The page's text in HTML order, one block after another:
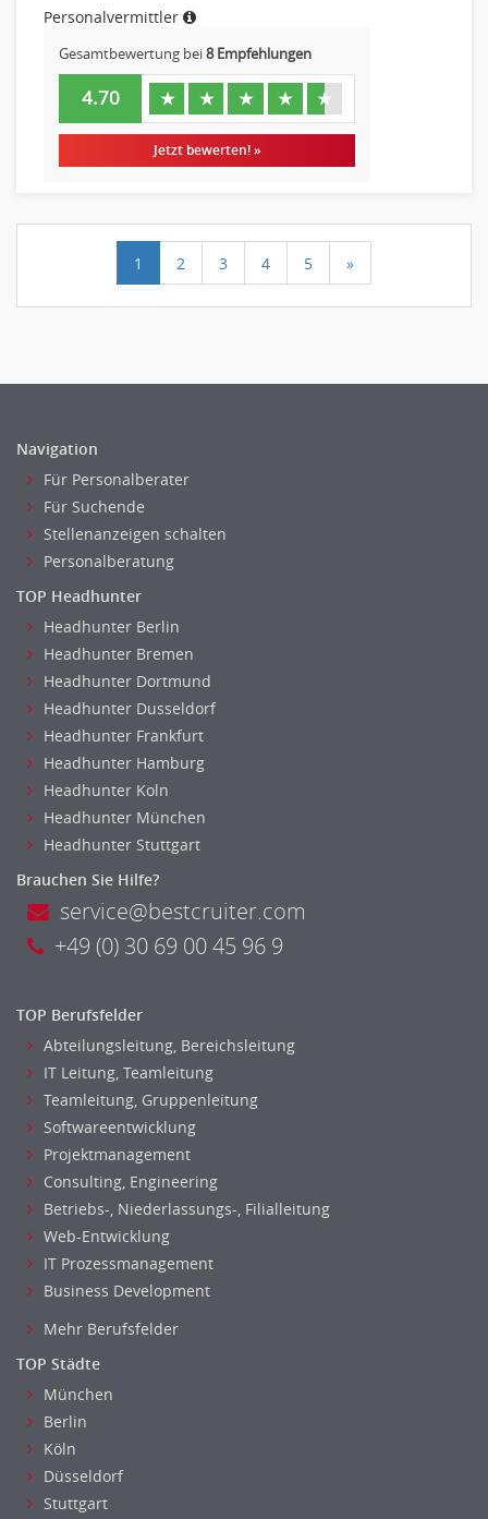
Personalvermittler
Gesamtbewertung bei8 Empfehlungen
4.70 ★ ★ ★ ★ ★
Jetzt bewerten! »
1 2 3 4 5 »
Navigation
Für Personalberater
Für Suchende
Stellenanzeigen schalten
Personalberatung
TOP Headhunter
Headhunter Berlin
Headhunter Bremen
Headhunter Dortmund
Headhunter Dusseldorf
Headhunter Frankfurt
Headhunter Hamburg
Headhunter Koln
Headhunter München
Headhunter Stuttgart
Brauchen Sie Hilfe?
service@bestcruiter.com
+49 (0) 30 69 00 45 96 9
TOP Berufsfelder
Abteilungsleitung, Bereichsleitung
IT Leitung, Teamleitung
Teamleitung, Gruppenleitung
Softwareentwicklung
Projektmanagement
Consulting, Engineering
Betriebs-, Niederlassungs-, Filialleitung
Web-Entwicklung
IT Prozessmanagement
Business Development
Mehr Berufsfelder
TOP Städte
München
Berlin
Köln
Düsseldorf
Stuttgart